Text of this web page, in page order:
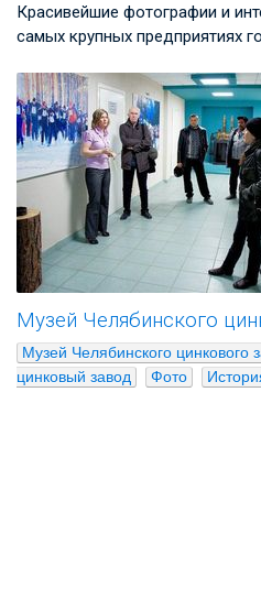
Красивейшие фотографии и
самых крупных предприятиях
Музей Челябинского
Музей Челябинского цинкового
цинковый завод
Фото